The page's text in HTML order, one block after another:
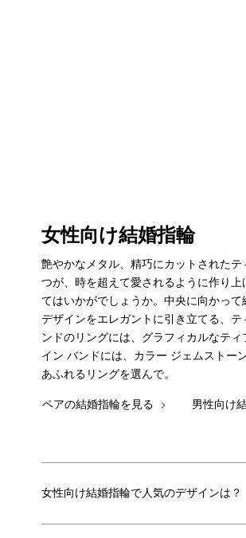
女性向け結婚指輪
艶やかなメタル、精巧にカットされた
つが、時を超えて愛されるように作り
てはいかがでしょうか。中央に向かっ
デザインをエレガントに引き立てる、
ンドのリングには、グラフィカルなテ
イン バンドには、カラー ジェムストー
あふれるリングを選んで。
ペアの結婚指輪を見る 男性向け
女性向け結婚指輪で人気のデザインは？